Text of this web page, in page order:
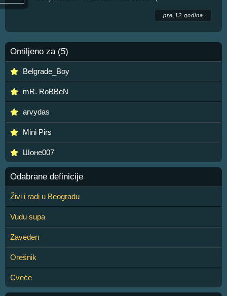
pre 12 godina
Omiljeno za (5)
Belgrade_Boy
mR. RoBBeN
arvydas
Mini Pirs
Шоне007
Odabrane definicije
Živi i radi u Beogradu
Vudu supa
Zaveden
Orešnik
Cveće